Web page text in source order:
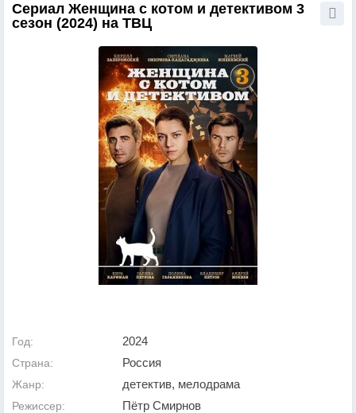
Сериал Женщина с котом и детективом 3
сезон (2024) на ТВЦ
Год: 2024
Страна: Россия
Жанр: детектив, мелодрама
Режиссер: Пётр Смирнов